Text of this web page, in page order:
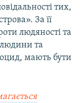
тих,
За її
людяності та
та
мають бути